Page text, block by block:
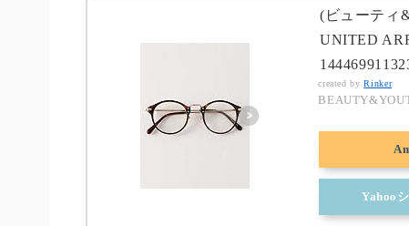
(ビューティ
UNITED
created byRinker
Yahoo